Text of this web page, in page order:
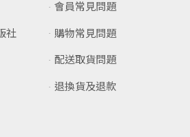
社
會員常見問題
購物常見問題
配送取貨問題
退換貨及退款